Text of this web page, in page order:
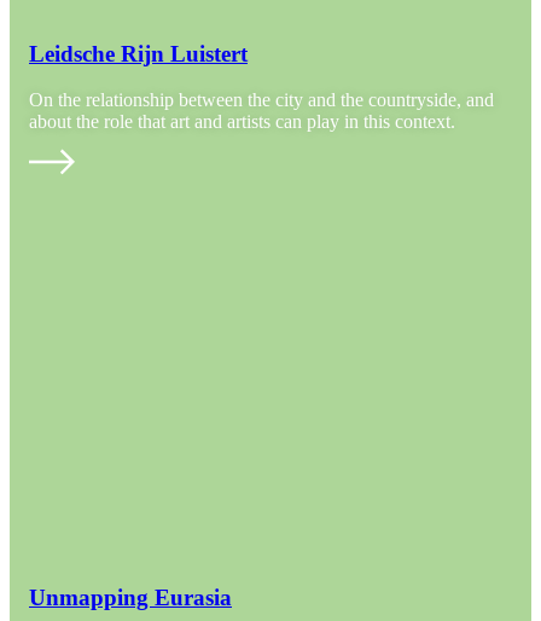
Leidsche Rijn Luistert
On the relationship between the city and the countryside, and
about the role that art and artists can play in this context.
Unmapping Eurasia